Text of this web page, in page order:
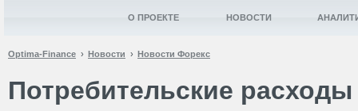
Optima-Finance Новости Новости Форекс
Потребительские
О ПРОЕКТЕ НОВОСТИ